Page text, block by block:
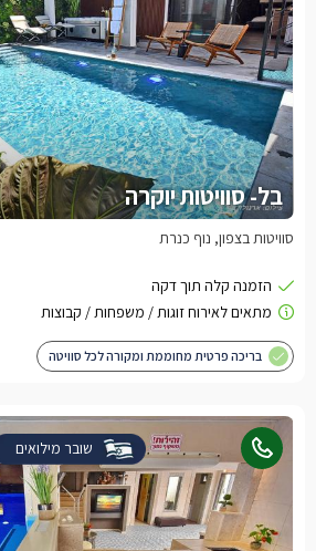
בל- סוויטות יוקרה
סוויטות בצפון, נוף כנרת
בריכה פרטית מחוממת ומקורה לכל סוויטה
שובר מילואים